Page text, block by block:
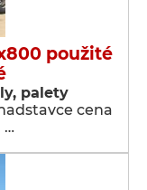
použité
palety
cena
…